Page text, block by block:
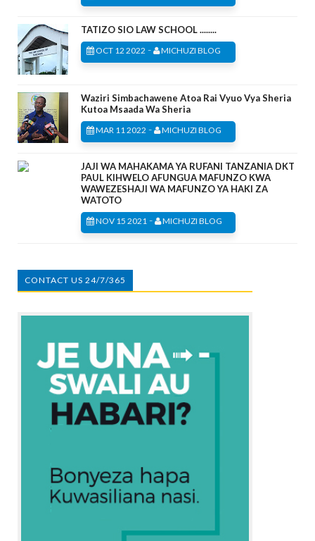
TATIZO SIO LAW SCHOOL ........
OCT 12 2022 - MICHUZI BLOG
Waziri Simbachawene Atoa Rai Vyuo Vya Sheria
Kutoa Msaada Wa Sheria
MAR 11 2022 - MICHUZI BLOG
JAJI WA MAHAKAMA YA RUFANI TANZANIA DKT
PAUL KIHWELO AFUNGUA MAFUNZO KWA
WAWEZESHAJI WA MAFUNZO YA HAKI ZA
WATOTO
NOV 15 2021 - MICHUZI BLOG
CONTACT US 24/7/365